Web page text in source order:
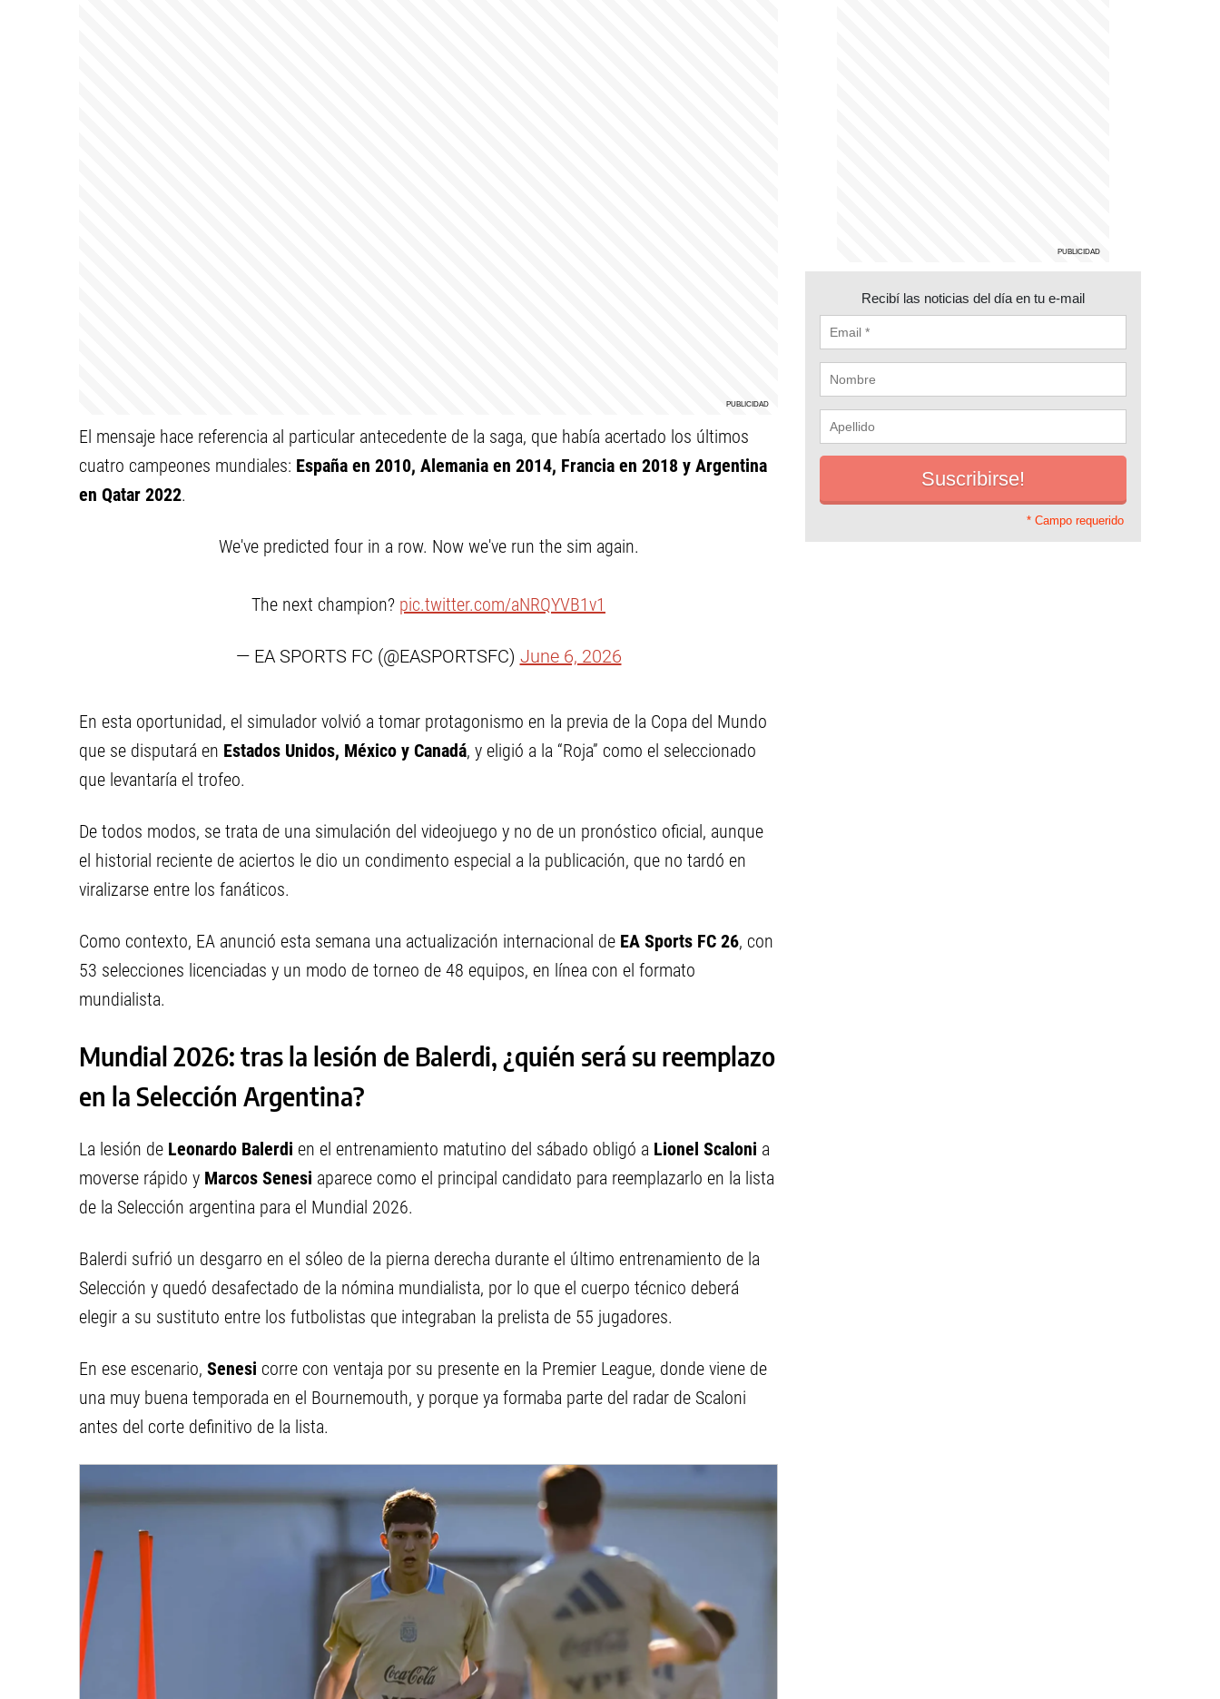
El mensaje hace referencia al particular antecedente de la saga, que había acertado los últimos
cuatro campeones mundiales: España en 2010, Alemania en 2014, Francia en 2018 y Argentina
en Qatar 2022.
We've predicted four in a row. Now we've run the sim again.
The next champion? pic.twitter.com/aNRQYVB1v1
— EA SPORTS FC (@EASPORTSFC) June 6, 2026
En esta oportunidad, el simulador volvió a tomar protagonismo en la previa de la Copa del Mundo
que se disputará en Estados Unidos, México y Canadá, y eligió a la “Roja” como el seleccionado
que levantaría el trofeo.
De todos modos, se trata de una simulación del videojuego y no de un pronóstico oficial, aunque
el historial reciente de aciertos le dio un condimento especial a la publicación, que no tardó en
viralizarse entre los fanáticos.
Como contexto, EA anunció esta semana una actualización internacional de EA Sports FC 26, con
53 selecciones licenciadas y un modo de torneo de 48 equipos, en línea con el formato
mundialista.
Mundial 2026: tras la lesión de Balerdi, ¿quién será su reemplazo
en la Selección Argentina?
La lesión de Leonardo Balerdi en el entrenamiento matutino del sábado obligó a Lionel Scaloni a
moverse rápido y Marcos Senesi aparece como el principal candidato para reemplazarlo en la lista
de la Selección argentina para el Mundial 2026.
Balerdi sufrió un desgarro en el sóleo de la pierna derecha durante el último entrenamiento de la
Selección y quedó desafectado de la nómina mundialista, por lo que el cuerpo técnico deberá
elegir a su sustituto entre los futbolistas que integraban la prelista de 55 jugadores.
En ese escenario, Senesi corre con ventaja por su presente en la Premier League, donde viene de
una muy buena temporada en el Bournemouth, y porque ya formaba parte del radar de Scaloni
antes del corte definitivo de la lista.
Recibí las noticias del día en tu e-mail
* Campo requerido